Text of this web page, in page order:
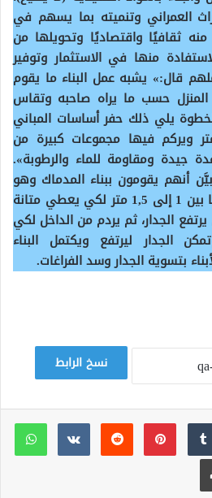
العمراني وتنميته بما يسهم في
ثقافيًا واقتصاديًا وتحويلها من
منها في الاستثمار وتوفير
قال:» يشبه عمل البناء ما يقوم
حسب ما يراه صاحبه وتقاس
يلي ذلك حفر أساسات المباني
ويركم فيها مجموعات كبيرة من
جيدة ومقاومة للماء والرطوبة».
أنهم يقومون ببناء المدماك وهو
الجدار الذي يتراوح عرضه ما بين 1 إلى 1,5 متر لكي يعطي متانة
الجدار، ثم يردم من الداخل لكي
الجدار ليرتفع ويكتمل البناء
بتسوية الجدار وسد الفراغات.
نسخ الرابط
‏Tumblr بينتيريست
‏Reddit
‏VKontakte
طباعة